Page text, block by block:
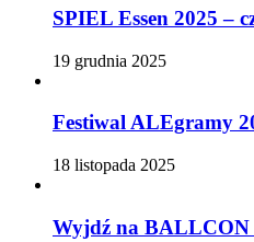
SPIEL Essen 2025 –
19 grudnia 2025
Festiwal ALEgramy
18 listopada 2025
Wyjdź na